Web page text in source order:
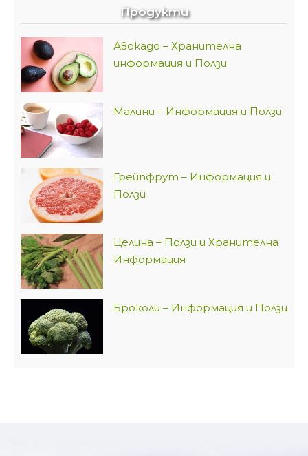
Продукти
Авокадо – Хранителна
информация и Ползи
Малини – Информация и Ползи
Грейпфрут – Информация и
Ползи
Целина – Ползи и Хранителна
Информация
Броколи – Информация и Ползи